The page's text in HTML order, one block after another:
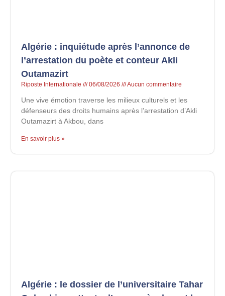
Algérie : inquiétude après l’annonce de
l’arrestation du poète et conteur Akli
Outamazirt
Riposte Internationale 06/08/2026 Aucun commentaire
Une vive émotion traverse les milieux culturels et les
défenseurs des droits humains après l’arrestation d’Akli
Outamazirt à Akbou, dans
En savoir plus »
Algérie : le dossier de l’universitaire Tahar